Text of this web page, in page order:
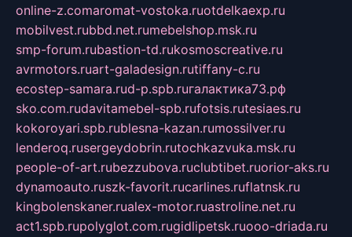
online-z.comaromat-vostoka.ruotdelkaexp.ru
mobilvest.rubbd.net.rumebelshop.msk.ru
smp-forum.rubastion-td.rukosmoscreative.ru
avrmotors.ruart-galadesign.rutiffany-c.ru
ecostep-samara.rud-p.spb.ruгалактика73.рф
sko.com.rudavitamebel-spb.rufotsis.rutesiaes.ru
kokoroyari.spb.rublesna-kazan.rumossilver.ru
lenderoq.rusergeydobrin.rutochkazvuka.msk.ru
people-of-art.rubezzubova.ruclubtibet.ruorior-aks.ru
dynamoauto.ruszk-favorit.rucarlines.ruflatnsk.ru
kingbolenskaner.rualex-motor.ruastroline.net.ru
act1.spb.rupolyglot.com.rugidlipetsk.ruooo-driada.ru